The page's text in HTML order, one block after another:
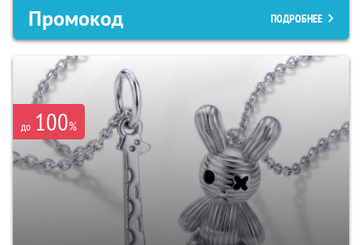
Промокод ПОДРОБНЕЕ
до 100%